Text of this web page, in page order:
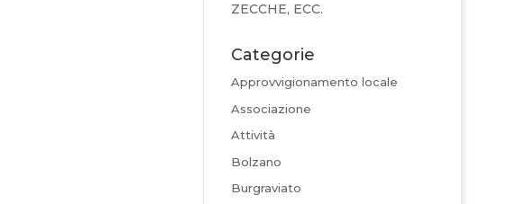
ZECCHE, ECC.
Categorie
Approvvigionamento locale
Associazione
Attività
Bolzano
Burgraviato